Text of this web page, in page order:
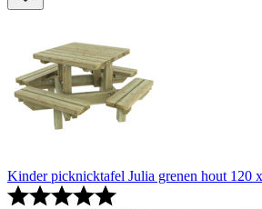
Kinder picknicktafel Julia grenen hout 120